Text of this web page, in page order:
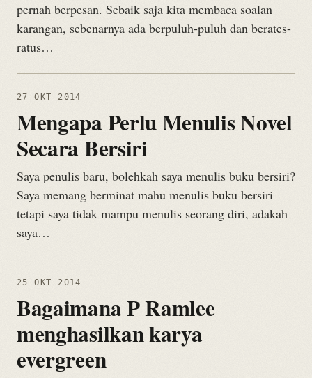
pernah berpesan. Sebaik saja kita membaca soalan
karangan, sebenarnya ada berpuluh-puluh dan berates-
ratus…
27 OKT 2014
Mengapa Perlu Menulis Novel
Secara Bersiri
Saya penulis baru, bolehkah saya menulis buku bersiri?
Saya memang berminat mahu menulis buku bersiri
tetapi saya tidak mampu menulis seorang diri, adakah
saya…
25 OKT 2014
Bagaimana P Ramlee
menghasilkan karya
evergreen